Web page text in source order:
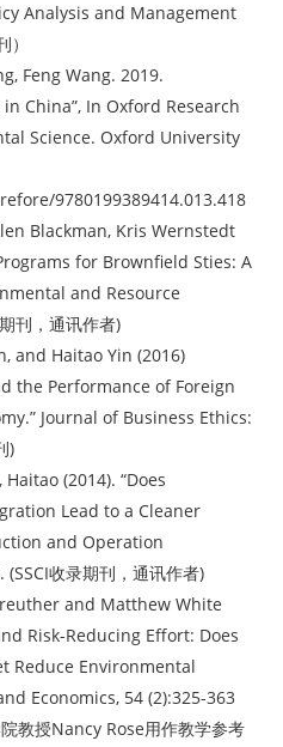
Analysis and Management
Feng Wang. 2019.
China”, In Oxford Research
Science. Oxford University
9780199389414.013.418
Blackman, Kris Wernstedt
for Brownfield Sties: A
and Resource
刊，通讯作者)
and Haitao Yin (2016)
the Performance of Foreign
Journal of Business Ethics:
)
(2014). “Does
Lead to a Cleaner
and Operation
收录期刊，通讯作者)
and Matthew White
Risk-Reducing Effort: Does
Reduce Environmental
Economics, 54 (2):325-363
教授Nancy Rose用作教学参考